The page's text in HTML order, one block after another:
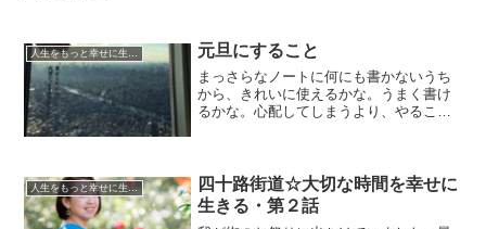
元旦にすること
まっさらなノートに何にも書かないうち
から、きれいに使えるかな。うまく書け
るかな。心配してしまうより、やること
人生をもっと幸せに生きるための
四十路街道☆大切な時間を幸せに
生きる・第２話